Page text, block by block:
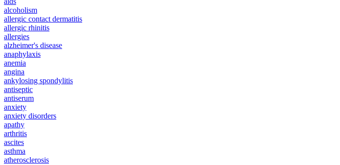
alcoholism
allergic contact dermatitis
allergic rhinitis
allergies
alzheimer's disease
anaphylaxis
anemia
angina
ankylosing spondylitis
antiseptic
antiserum
anxiety
anxiety disorders
apathy
arthritis
ascites
asthma
atherosclerosis